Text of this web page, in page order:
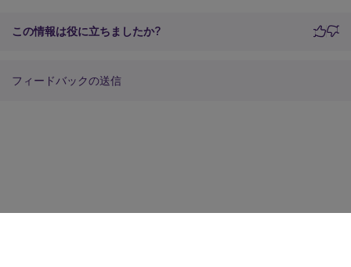
この情報は役に立ちましたか?
フィードバックの送信